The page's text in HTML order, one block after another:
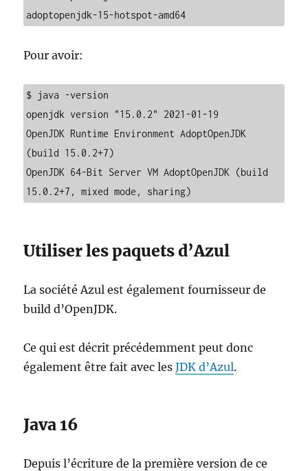
adoptopenjdk-15-hotspot-amd64
Pour avoir:
$ java -version
openjdk version "15.0.2" 2021-01-19
OpenJDK Runtime Environment AdoptOpenJDK
(build 15.0.2+7)
OpenJDK 64-Bit Server VM AdoptOpenJDK (build
15.0.2+7, mixed mode, sharing)
Utiliser les paquets d’Azul
La société Azul est également fournisseur de
build d’OpenJDK.
Ce qui est décrit précédemment peut donc
également être fait avec lesJDK d’Azul.
Java 16
Depuis l’écriture de la première version de ce